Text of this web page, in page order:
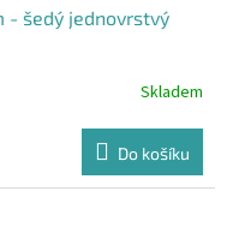
- šedý jednovrstvý
Skladem
Do košíku